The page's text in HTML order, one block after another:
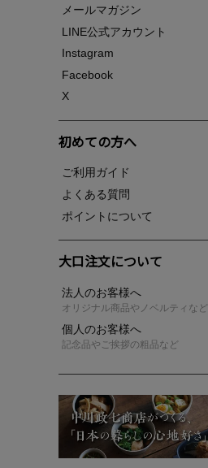
メールマガジン
LINE公式アカウント
Instagram
Facebook
X
初めての方へ
ご利用ガイド
よくある質問
ポイントについて
大口注文について
法人のお客様へ
オリジナル商品やノベルティなど
個人のお客様へ
記念品やご挨拶の粗品など